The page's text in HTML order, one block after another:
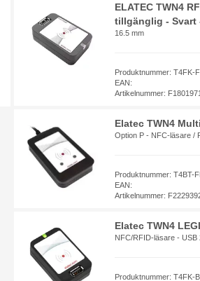
ELATEC TWN4
tillgänglig - Svart
16.5 mm
Produktnummer: T4FK-
EAN:
Artikelnummer:
Elatec TWN4
Option P - NFC-läsare /
Produktnummer: T4BT-
EAN:
Artikelnummer:
Elatec TWN4
NFC/RFID-läsare - USB
Produktnummer: T4FK-